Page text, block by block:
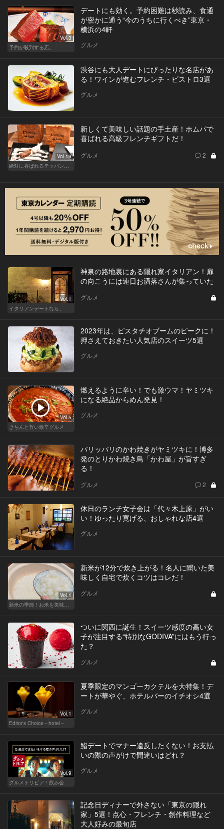
Vol.3
予約が殺到する店。
デートにも効く。予約困難は秒読み、食通
が密かに通う“今のうちに行くべき”東京・
横浜の4軒
グルメ
渋谷にも大人デートにぴったりな名店があ
る！ワインが進むフレンチ・ビストロ3選
グルメ
Vol.19
絶対に喜ばれるテッパン手土産
新しくて美味しい話題の手土産！ホムパで
喜ばれる高級フレンチギフトだ！
グルメ 2
Vol.1
イタリアンデートなら、東京屈指の美味しい人気店へ
神泉の路地裏にある隠れ家イタリアン！扉
の向こうには連日お洒落さんが集っていた
グルメ
2023年は、ピスタチオブームのピークに！
押さえておきたい人気店のスイーツ5選
グルメ
Vol.5
きちんと旨い激辛グルメ
燃えるように辛い！でも激ウマ！ヤミツキ
になる絶品からめん発見！
グルメ
パリッパリのかわ焼きがヤミツキに！博多
発のとりかわ焼き鳥「かわ屋」が旨すぎ
る！
グルメ 2
休日のランチ女子会は「代々木上原」がい
い！ゆったり寛げる、おしゃれな店4選
グルメ
Vol.1
新米の季節！お米を美味しく味わえる和食店
新米が12分で炊き上がる！名人に聞いた美
味しく自宅で炊くコツはコレだ！
グルメ
ついに関西に誕生！スイーツ感度の高い女
子が注目する“特別なGODIVA”にはもう行っ
た？
グルメ
Vol.1
Editor's Choice～hotel～
夏季限定のマンゴーカクテルを大特集！デ
ートが華やぐ、ホテルバーのイチオシ4選
グルメ
Vol.9
グルメトリビア！飲み会やデートで会話のネタになるQ＆A
鮨デートでマナー違反したくない！お支払
いの際の声がけで間違いはどれ？
グルメ
記念日ディナーで外さない「東京の隠れ
家」5選！点心・フレンチ・創作料理など
大人好みの最旬店